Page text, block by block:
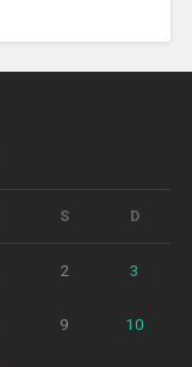
S D
2 3
9 10